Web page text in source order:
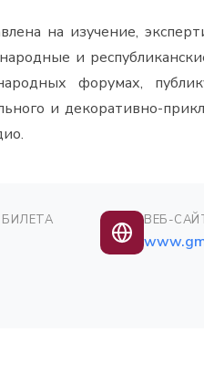
на изучение,
и
форумах,
и декоративно-
ВЕБ-